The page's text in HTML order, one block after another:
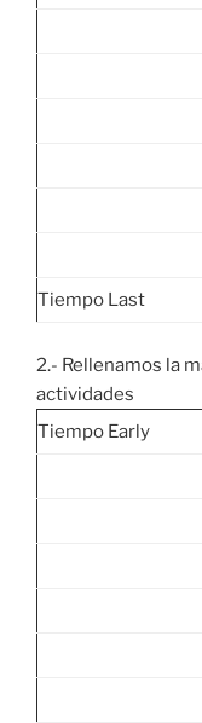
Tiempo Last
2.- Rellenamos la
actividades
Tiempo Early